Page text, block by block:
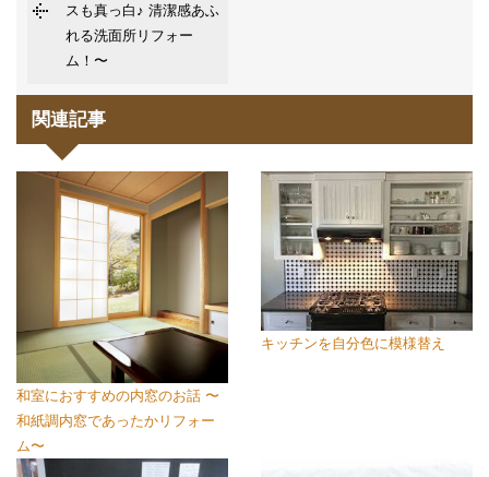
スも真っ白♪ 清潔感あふ
れる洗面所リフォー
ム！〜
関連記事
和室におすすめの内窓のお話 〜
和紙調内窓であったかリフォー
ム〜
キッチンを自分色に模様替え